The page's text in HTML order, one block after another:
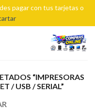
pagar con tus tarjetas o
“IMPRESORAS
/ USB / SERIAL”